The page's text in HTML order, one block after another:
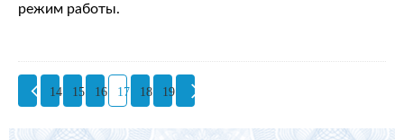
режим работы.
14 15 16 17 18 19